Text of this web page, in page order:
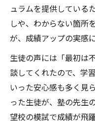
ュラムを提供している
しや、わからない箇所
が、成績アップの実感
生徒の声には「最初は
談してくれたので、学
いった安心感も多く見
った生徒が、塾の先生
望校の模試で成績が飛